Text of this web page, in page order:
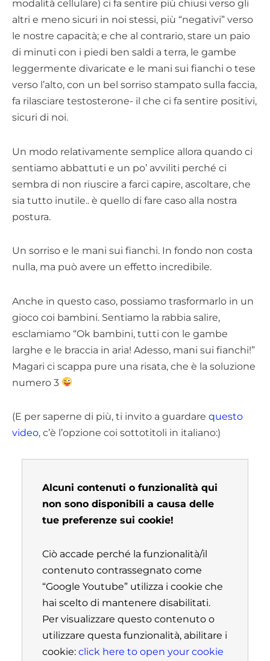
modalità cellulare) ci fa sentire più chiusi verso gli
altri e meno sicuri in noi stessi, più “negativi” verso
le nostre capacità; e che al contrario, stare un paio
di minuti con i piedi ben saldi a terra, le gambe
leggermente divaricate e le mani sui fianchi o tese
verso l’alto, con un bel sorriso stampato sulla faccia,
fa rilasciare testosterone- il che ci fa sentire positivi,
sicuri di noi.
Un modo relativamente semplice allora quando ci
sentiamo abbattuti e un po’ avviliti perché ci
sembra di non riuscire a farci capire, ascoltare, che
sia tutto inutile.. è quello di fare caso alla nostra
postura.
Un sorriso e le mani sui fianchi. In fondo non costa
nulla, ma può avere un effetto incredibile.
Anche in questo caso, possiamo trasformarlo in un
gioco coi bambini. Sentiamo la rabbia salire,
esclamiamo “Ok bambini, tutti con le gambe
larghe e le braccia in aria! Adesso, mani sui fianchi!”
Magari ci scappa pure una risata, che è la soluzione
numero 3
(E per saperne di più, ti invito a guardare questo
video, c’è l’opzione coi sottotitoli in italiano:)
Alcuni contenuti o funzionalità qui
non sono disponibili a causa delle
tue preferenze sui cookie!
Ciò accade perché la funzionalità/il
contenuto contrassegnato come
“Google Youtube” utilizza i cookie che
hai scelto di mantenere disabilitati.
Per visualizzare questo contenuto o
utilizzare questa funzionalità, abilitare i
cookie:click here to open your cookie